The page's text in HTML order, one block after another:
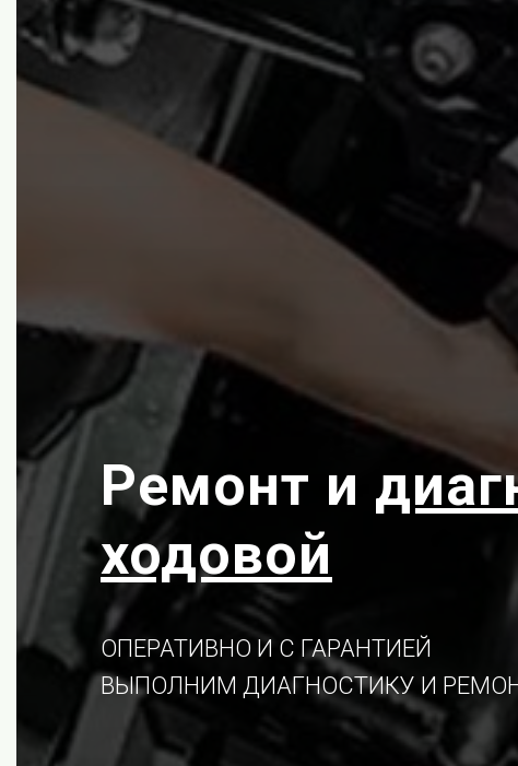
Ремонт и
ходовой
ОПЕРАТИВНО И С ГАРАНТИЕЙ
ВЫПОЛНИМ ДИАГНОСТИКУ И